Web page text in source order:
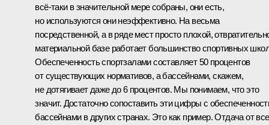
всё‑таки в значительной мере собраны, они есть,
но используются они неэффективно. На весьма
посредственной, а в ряде мест просто плохой,
материальной базе работает большинство спортивных
Обеспеченность спортзалами составляет 50 процентов
от существующих нормативов, а бассейнами, скажем,
не дотягивает даже до 6 процентов. Мы понимаем, что это
значит. Достаточно сопоставить эти цифры с
бассейнами в других странах. Это как пример. Отдача от